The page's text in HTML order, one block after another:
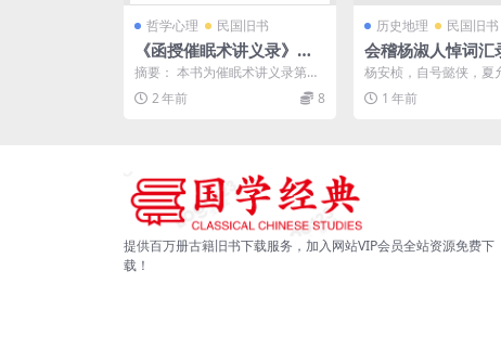
哲学心理 民国旧书
《函授催眠术讲义录》中
村芦舟著-东方催眠术讲习
会-民国六年[1917]-催眠
术自学下载
摘要： 本书为催眠术讲义录第一
至六册合订本。函授催眠术讲义
录pdf下载 截图： ...
2 年前 8
历史地理 民国旧书
会稽杨淑人悼词汇
下载,杨安桢清华女
杨安桢，自号懿侠，夏
人，清华女校创始人之
收录杨葆光、朱家驹、
1 年前
提供百万册古籍旧书下载服务，加入网站VIP会员全站资源免费下
载！